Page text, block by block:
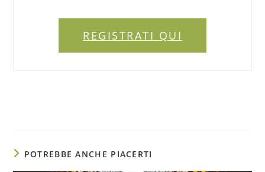
REGISTRATI QUI
POTREBBE ANCHE PIACERTI